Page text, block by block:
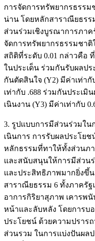
การจัดการทรัพยากรธรร
น่าน โดยหลักสาราณียธร
ส่วนร่วมเชิงบูรณาการภา
จัดการทรัพยากรธรรมชา
สถิติที่ระดับ 0.01 กล่าวคือ
ในประเด็น ร่วมกันรับผลปร
กันตัดสินใจ (Y2) มีค่าเท่ากั
เท่ากับ .688 ร่วมกันประเมิ
เนินงาน (Y3) มีค่าเท่ากับ
3. รูปแบบการมีส่วนร่วมใน
เนินการ การรับผลประโย
หลักธรรมที่ทาให้ทั้งส่วนภ
และสนับสนุนให้การมีส่วน
และประสิทธิภาพมากยิ่งขึ้
สาราณียธรรม 6 ทั้งภาครั
อาการกิริยาสุภาพ เคาร
หน้าและลับหลัง โดยการบ
ประโยชน์ ด้วยความปราร
ส่วนรวม ในการแบ่งปันผล